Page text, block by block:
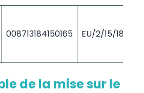
008713184150165 EU/2/15/182/
de la mise sur le